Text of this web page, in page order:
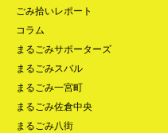
ごみ拾いレポート
コラム
まるごみサポーターズ
まるごみスバル
まるごみ一宮町
まるごみ佐倉中央
まるごみ八街